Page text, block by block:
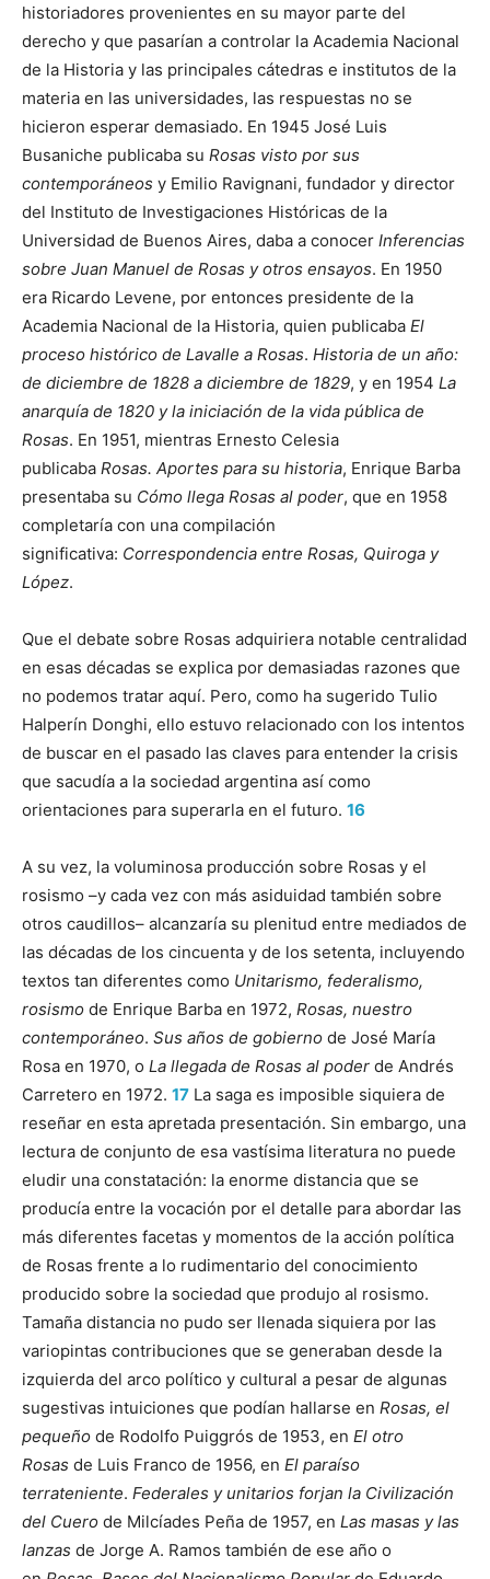
historiadores provenientes en su mayor parte del
derecho y que pasarían a controlar la Academia Nacional
de la Historia y las principales cátedras e institutos de la
materia en las universidades, las respuestas no se
hicieron esperar demasiado. En 1945 José Luis
Busaniche publicaba su Rosas visto por sus
contemporáneos y Emilio Ravignani, fundador y director
del Instituto de Investigaciones Históricas de la
Universidad de Buenos Aires, daba a conocer Inferencias
sobre Juan Manuel de Rosas y otros ensayos. En 1950
era Ricardo Levene, por entonces presidente de la
Academia Nacional de la Historia, quien publicaba El
proceso histórico de Lavalle a Rosas. Historia de un año:
de diciembre de 1828 a diciembre de 1829, y en 1954 La
anarquía de 1820 y la iniciación de la vida pública de
Rosas. En 1951, mientras Ernesto Celesia
publicaba Rosas. Aportes para su historia, Enrique Barba
presentaba su Cómo llega Rosas al poder, que en 1958
completaría con una compilación
significativa: Correspondencia entre Rosas, Quiroga y
López.
Que el debate sobre Rosas adquiriera notable centralidad
en esas décadas se explica por demasiadas razones que
no podemos tratar aquí. Pero, como ha sugerido Tulio
Halperín Donghi, ello estuvo relacionado con los intentos
de buscar en el pasado las claves para entender la crisis
que sacudía a la sociedad argentina así como
orientaciones para superarla en el futuro. 16
A su vez, la voluminosa producción sobre Rosas y el
rosismo –y cada vez con más asiduidad también sobre
otros caudillos– alcanzaría su plenitud entre mediados de
las décadas de los cincuenta y de los setenta, incluyendo
textos tan diferentes como Unitarismo, federalismo,
rosismo de Enrique Barba en 1972, Rosas, nuestro
contemporáneo. Sus años de gobierno de José María
Rosa en 1970, o La llegada de Rosas al poder de Andrés
Carretero en 1972. 17 La saga es imposible siquiera de
reseñar en esta apretada presentación. Sin embargo, una
lectura de conjunto de esa vastísima literatura no puede
eludir una constatación: la enorme distancia que se
producía entre la vocación por el detalle para abordar las
más diferentes facetas y momentos de la acción política
de Rosas frente a lo rudimentario del conocimiento
producido sobre la sociedad que produjo al rosismo.
Tamaña distancia no pudo ser llenada siquiera por las
variopintas contribuciones que se generaban desde la
izquierda del arco político y cultural a pesar de algunas
sugestivas intuiciones que podían hallarse en Rosas, el
pequeño de Rodolfo Puiggrós de 1953, en El otro
Rosas de Luis Franco de 1956, en El paraíso
terrateniente. Federales y unitarios forjan la Civilización
del Cuero de Milcíades Peña de 1957, en Las masas y las
lanzas de Jorge A. Ramos también de ese año o